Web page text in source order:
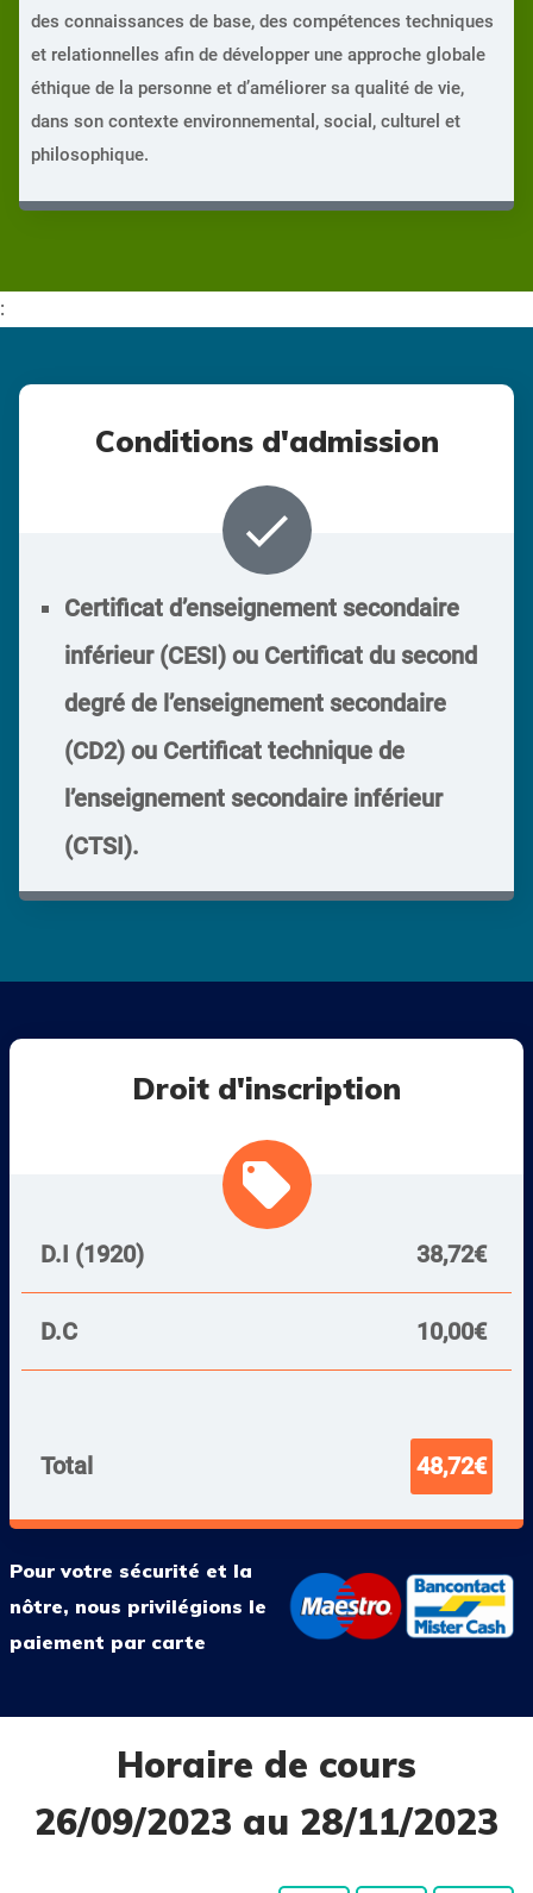
des connaissances de base, des compétences techniques
et relationnelles afin de développer une approche globale
éthique de la personne et d’améliorer sa qualité de vie,
dans son contexte environnemental, social, culturel et
philosophique.
:
done
Conditions d'admission
Certificat d’enseignement secondaire
inférieur (CESI) ou Certificat du second
degré de l’enseignement secondaire
(CD2) ou Certificat technique de
l’enseignement secondaire inférieur
(CTSI).
local_offer
Droit d'inscription
D.I (1920) 38,72€
D.C 10,00€
Total 48,72€
Pour votre sécurité et la
nôtre, nous privilégions le
paiement par carte
Horaire de cours
26/09/2023 au 28/11/2023